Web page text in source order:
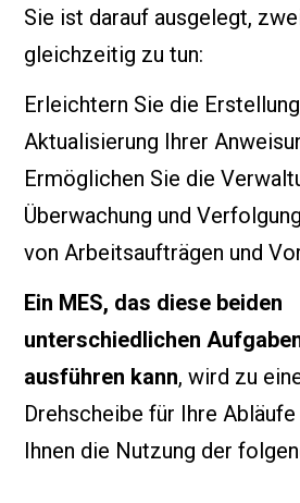
Sie ist darauf ausgelegt,
gleichzeitig zu tun:
Erleichtern Sie die
Aktualisierung Ihrer
Ermöglichen Sie die
Überwachung und
von Arbeitsaufträgen und
Ein MES, das diese beiden
unterschiedlichen
ausführen kann, wird zu
Drehscheibe für Ihre
Ihnen die Nutzung der